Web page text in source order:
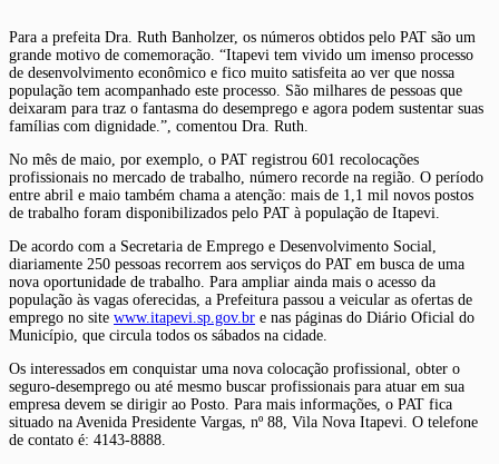
Para a prefeita Dra. Ruth Banholzer, os números obtidos pelo PAT são um
grande motivo de comemoração. “Itapevi tem vivido um imenso processo
de desenvolvimento econômico e fico muito satisfeita ao ver que nossa
população tem acompanhado este processo. São milhares de pessoas que
deixaram para traz o fantasma do desemprego e agora podem sustentar suas
famílias com dignidade.”, comentou Dra. Ruth.
No mês de maio, por exemplo, o PAT registrou 601 recolocações
profissionais no mercado de trabalho, número recorde na região. O período
entre abril e maio também chama a atenção: mais de 1,1 mil novos postos
de trabalho foram disponibilizados pelo PAT à população de Itapevi.
De acordo com a Secretaria de Emprego e Desenvolvimento Social,
diariamente 250 pessoas recorrem aos serviços do PAT em busca de uma
nova oportunidade de trabalho. Para ampliar ainda mais o acesso da
população às vagas oferecidas, a Prefeitura passou a veicular as ofertas de
emprego no site www.itapevi.sp.gov.br e nas páginas do Diário Oficial do
Município, que circula todos os sábados na cidade.
Os interessados em conquistar uma nova colocação profissional, obter o
seguro-desemprego ou até mesmo buscar profissionais para atuar em sua
empresa devem se dirigir ao Posto. Para mais informações, o PAT fica
situado na Avenida Presidente Vargas, nº 88, Vila Nova Itapevi. O telefone
de contato é: 4143-8888.